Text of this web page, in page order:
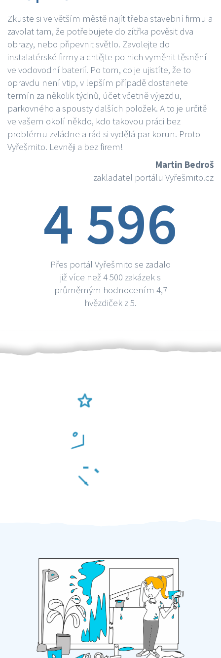
Zkuste si ve větším městě najít třeba stavební firmu a
zavolat tam, že potřebujete do zítřka pověsit dva
obrazy, nebo připevnit světlo. Zavolejte do
instalatérské firmy a chtějte po nich vyměnit těsnění
ve vodovodní baterií. Po tom, co je ujistíte, že to
opravdu není vtip, v lepším případě dostanete
termín za několik týdnů, účet včetně výjezdu,
parkovného a spousty dalších položek. A to je určitě
ve vašem okolí někdo, kdo takovou práci bez
problému zvládne a rád si vydělá par korun. Proto
Vyřešmito. Levněji a bez firem!
Martin Bedroš
zakladatel portálu Vyřešmito.cz
4 596
Přes portál Vyřešmito se zadalo
již více než 4 500 zakázek s
průměrným hodnocením 4,7
hvězdiček z 5.